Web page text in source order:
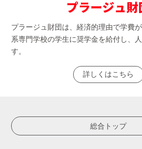
プラージュ財団は、経済的理由で学費
系専門学校の学生に奨学金を給付し、
す。
詳しくはこちら
総合トップ